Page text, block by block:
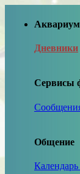
Дневники
Сервисы
Общение